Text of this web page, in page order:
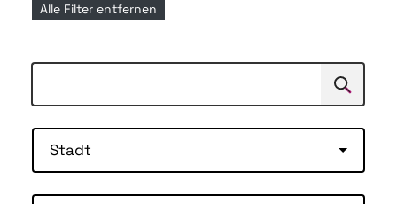
Alle Filter entfernen
Suchen
Stadt